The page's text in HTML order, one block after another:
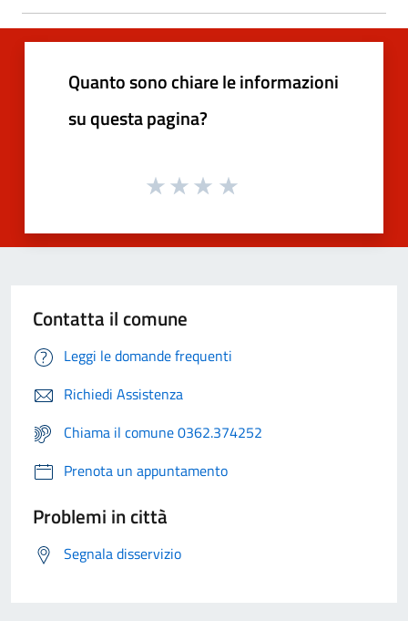
Quanto sono chiare le informazioni
su questa pagina?
Contatta il comune
Leggi le domande frequenti
Richiedi Assistenza
Chiama il comune 0362.374252
Prenota un appuntamento
Problemi in città
Segnala disservizio